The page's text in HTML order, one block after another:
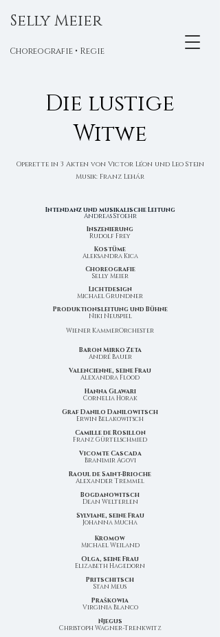
Selly Meier
Choreografie • Regie
Die lustige
Witwe
Operette in 3 Akten von Victor Léon und Leo Stein
Musik: Franz Lehár
Intendanz und musikalische Leitung
Andreas Stoehr
Inszenierung
Rudolf Frey
Kostüme
Aleksandra Kica
Choreografie
Selly Meier
Lichtdesign
Michael Grundner
Produktionsleitung und Bühne
Niki Neuspiel
Wiener KammerOrchester
Baron Mirko Zeta
André Bauer
Valencienne, seine Frau
Alexandra Flood
Hanna Glawari
Cornelia Horak
Graf Danilo Danilowitsch
Erwin Belakowitsch
Camille de Rosillon
Franz Gürtelschmied
Vicomte Cascada
Branimir Agovi
Raoul de Saint-Brioche
Alexander Tremmel
Bogdanowitsch
Dean Welterlen
Sylviane, seine Frau
Johanna Mucha
Kromow
Michael Weiland
Olga, seine Frau
Elizabeth Hagedorn
Pritschitsch
Stan Meus
Praškowia
Virginia Blanco
Njegus
Christoph Wagner-Trenkwitz